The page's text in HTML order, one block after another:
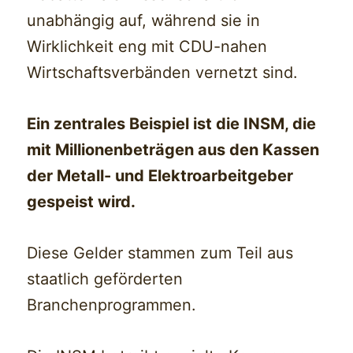
unabhängig auf, während sie in
Wirklichkeit eng mit CDU-nahen
Wirtschaftsverbänden vernetzt sind.
Ein zentrales Beispiel ist die INSM, die
mit Millionenbeträgen aus den Kassen
der Metall- und Elektroarbeitgeber
gespeist wird.
Diese Gelder stammen zum Teil aus
staatlich geförderten
Branchenprogrammen.